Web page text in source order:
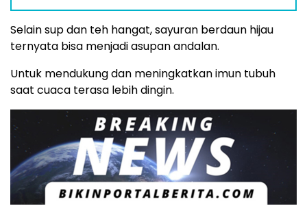
Selain sup dan teh hangat, sayuran berdaun hijau
ternyata bisa menjadi asupan andalan.
Untuk mendukung dan meningkatkan imun tubuh
saat cuaca terasa lebih dingin.